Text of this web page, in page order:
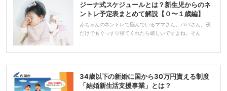
ジーナ式スケジュールとは？新生児からのネ
ントレ予定表まとめて解説【０〜１歳編】
赤ちゃんのネントレで悩んでいるママさん、パパさん。夜
だけでもぐっすり寝てくれたら嬉しいですよね。そん
34歳以下の新婚に国から30万円貰える制度
「結婚新生活支援事業」とは？